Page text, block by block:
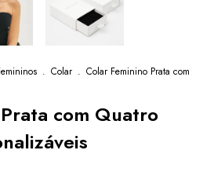
. Colar . Colar Feminino Prata com
com Quatro